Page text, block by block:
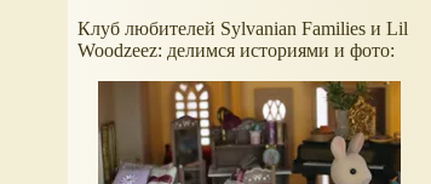
Клуб любителей Sylvanian Families и Lil
Woodzeez: делимся историями и фото: